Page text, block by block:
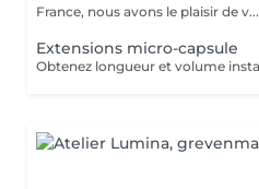
France, nous avons le plaisir de v...
Extensions micro-capsule